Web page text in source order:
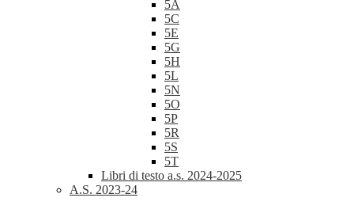
5A
5C
5E
5G
5H
5L
5N
5O
5P
5R
5S
5T
Libri di testo a.s. 2024-2025
A.S. 2023-24